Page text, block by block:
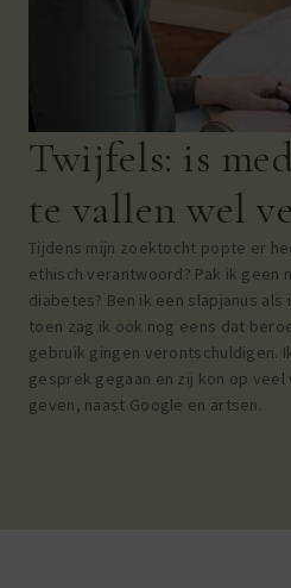
Twijfels: is
te vallen wel
Tijdens mijn zoektocht popte er
ethisch verantwoord? Pak ik geen
diabetes? Ben ik een slapjanus
toen zag ik ook nog eens dat
gebruik gingen verontschuldigen.
gesprek gegaan en zij kon op veel
geven, naast Google en artsen.